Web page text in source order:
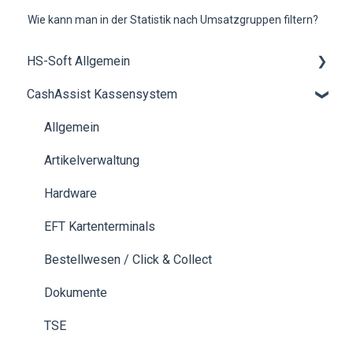
Wie kann man in der Statistik nach Umsatzgruppen filtern?
HS-Soft Allgemein
Schulung
Rechnungen & Bezahlung
Buchhaltung
neue Hardwarekomponenten bestellen
CashAssist Kassensystem
Allgemein
Artikelverwaltung
Hardware
EFT Kartenterminals
Bestellwesen / Click & Collect
Dokumente
TSE